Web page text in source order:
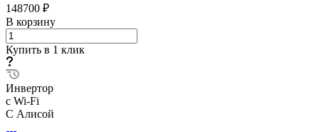
148700 ₽
В корзину
Купить в 1 клик
Инвертор
с Wi-Fi
С Алисой